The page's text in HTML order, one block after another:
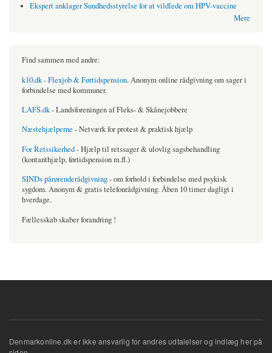
Ekspert anklager Sundhedsstyrelse for at vildlede om HPV-vaccine
Mere
Find sammen med andre:
k10.dk - Flexjob & Førtidspension. Anonym online rådgivning om sager i
forbindelse med kommuner.
LAFS.dk- Landsforeningen af Fleks- & Skånejobbere
Næstehjælperne - Netværk for protest & praktisk hjælp
For Retssikerhed- Hjælp til retssager & ulovlig sagsbehandling
(kontanthjælp, førtidspension m.fl.)
SINDs pårørenderådgivning- om forhold i forbindelse med psykisk
sygdom. Anonym & gratis telefonrådgivning. Åben 10 timer dagligt i
hverdage.
Fællesskab skaber forandring !
Denmarkonline.dk er ikke ansvarlig for andres udtalelser og indlæg her på